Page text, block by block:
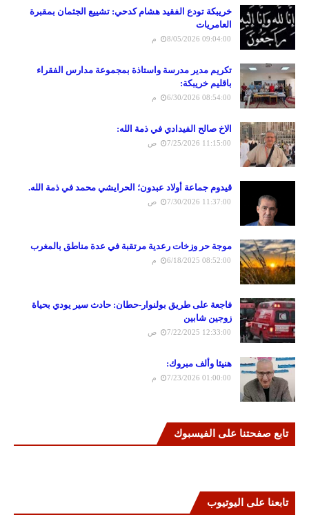
خريبكة تودع الفقيد هشام كدحي: تشييع الجثمان بمقبرة
العامريات
8/05/2026 09:04:00 م
تكريم مدير مدرسة واستاذة بمجموعة مدارس الفقراء
باقليم خريبكة:
6/30/2026 08:54:00 م
الاخ صالح الفيدادي في ذمة الله:
7/25/2026 11:15:00 ص
قيدوم جماعة أولاد عبدون؛ الحرايشي محمد في ذمة الله.
7/30/2026 11:37:00 ص
موجة حر وزخات رعدية مرتقبة في عدة مناطق بالمغرب
6/18/2025 08:52:00 م
فاجعة على طريق بولنوار-حطان: حادث سير يودي بحياة
زوجين شابين
7/22/2025 12:33:00 ص
هنيئا وألف مبروك:
7/23/2026 01:00:00 م
تابع صفحتنا على الفيسبوك
تابعنا على اليوتيوب